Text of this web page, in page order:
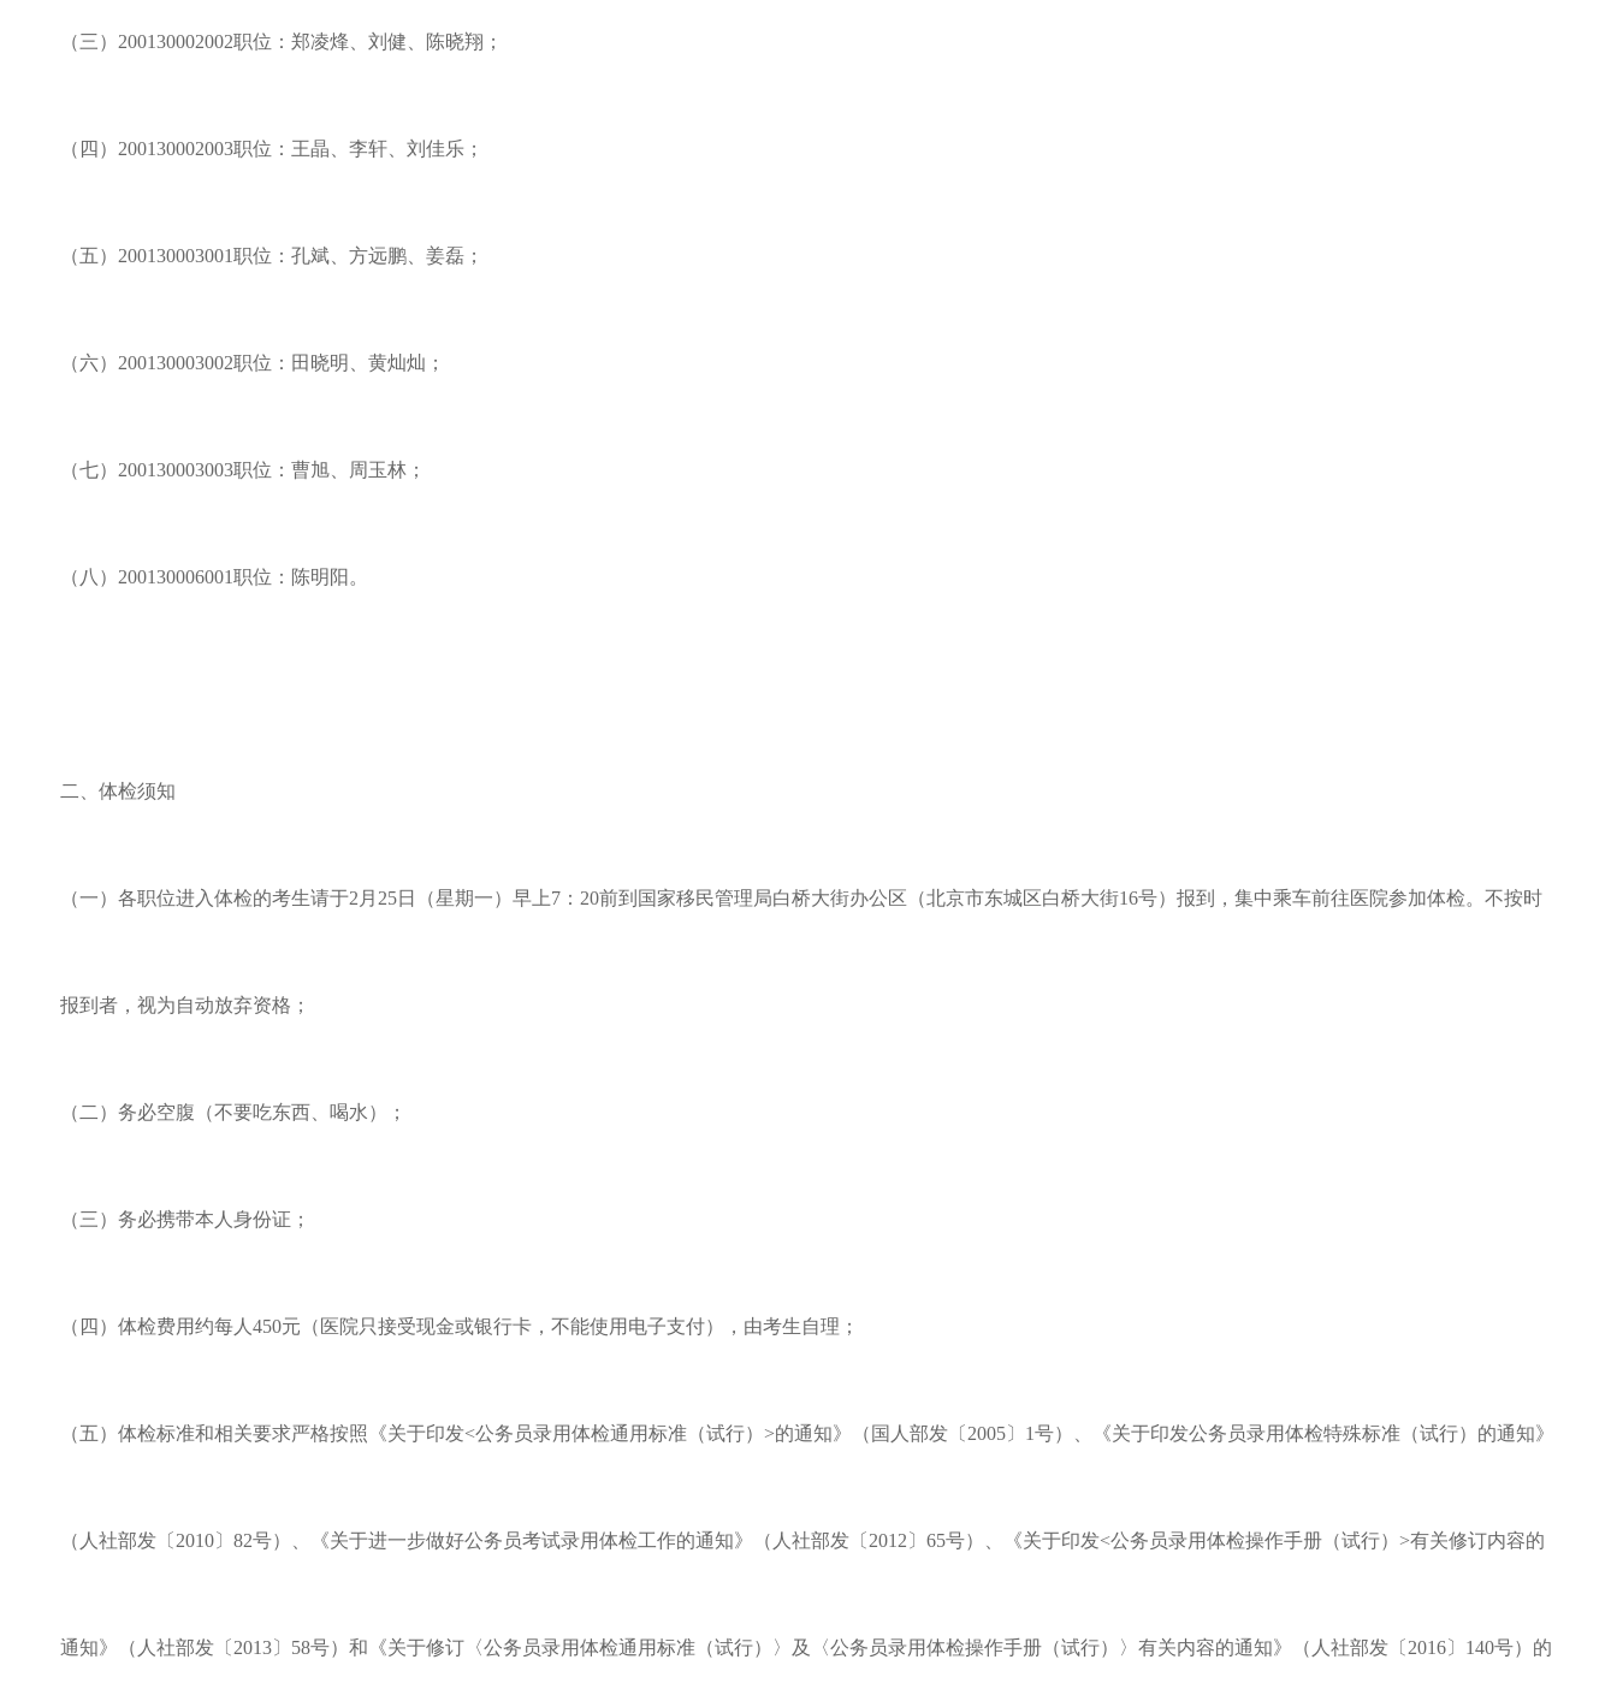
（三） 200130002002职位：郑凌烽、刘健、陈晓翔；
（四） 200130002003职位：王晶、李轩、刘佳乐；
（五） 200130003001职位：孔斌、方远鹏、姜磊；
（六） 200130003002职位：田晓明、黄灿灿；
（七） 200130003003职位：曹旭、周玉林；
（八） 200130006001职位：陈明阳。
二、体检须知
（一）各职位进入体检的考生请于2月25日（星期一）早上7：20前到国家移民管理局白桥大街办公区（北京市东城区白桥大街16号）报到，集中乘车前往医院参加体检。不按时
报到者，视为自动放弃资格；
（二）务必空腹（不要吃东西、喝水）；
（三）务必携带本人身份证；
（四）体检费用约每人 450元（医院只接受现金或银行卡，不能使用电子支付），由考生自理；
（五）体检标准和相关要求严格按照《关于印发<公务员录用体检通用标准（试行）>的通知》（国人部发〔2005〕1号）、《关于印发公务员录用体检特殊标准（试行）的通知》
（人社部发〔2010〕82号）、《关于进一步做好公务员考试录用体检工作的通知》（人社部发〔2012〕65号）、《关于印发<公务员录用体检操作手册（试行）>有关修订内容的
通知》（人社部发〔2013〕58号）和《关于修订〈公务员录用体检通用标准（试行）〉及〈公务员录用体检操作手册（试行）〉有关内容的通知》（人社部发〔2016〕140号）的